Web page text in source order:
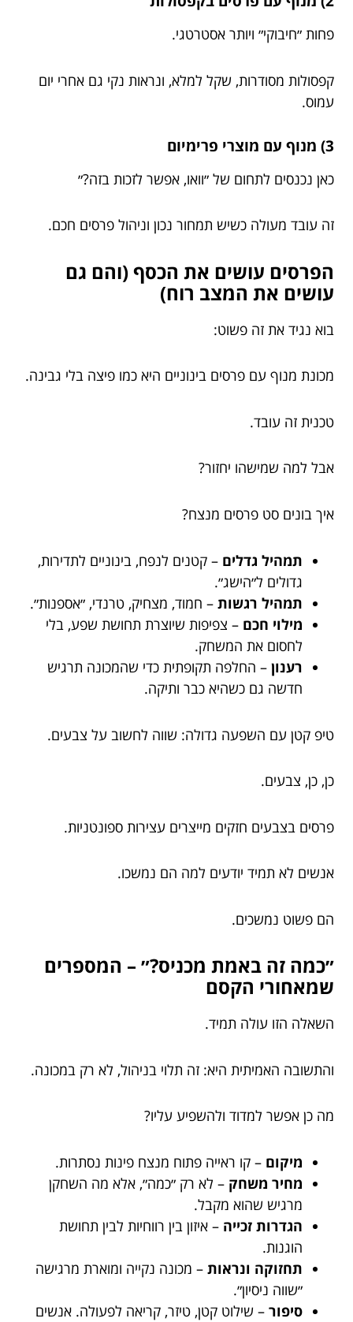
פחות ״חיבוקי״ ויותר אסטרטגי.
קפסולות מסודרות, שקל למלא, ונראות נקי גם אחרי יום
עמוס.
3) מנוף עם מוצרי פרימיום
כאן נכנסים לתחום של ״וואו, אפשר לזכות בזה?״
זה עובד מעולה כשיש תמחור נכון וניהול פרסים חכם.
הפרסים עושים את הכסף (והם גם
עושים את המצב רוח)
בוא נגיד את זה פשוט:
מכונת מנוף עם פרסים בינוניים היא כמו פיצה בלי גבינה.
טכנית זה עובד.
אבל למה שמישהו יחזור?
איך בונים סט פרסים מנצח?
תמהיל גדלים – קטנים לנפח, בינוניים לתדירות,
גדולים ל״הישג״.
תמהיל רגשות – חמוד, מצחיק, טרנדי, ״אספנות״.
מילוי חכם – צפיפות שיוצרת תחושת שפע, בלי
לחסום את המשחק.
רענון – החלפה תקופתית כדי שהמכונה תרגיש
חדשה גם כשהיא כבר ותיקה.
טיפ קטן עם השפעה גדולה: שווה לחשוב על צבעים.
כן, כן, צבעים.
פרסים בצבעים חזקים מייצרים עצירות ספונטניות.
אנשים לא תמיד יודעים למה הם נמשכו.
הם פשוט נמשכים.
״כמה זה באמת מכניס?״ – המספרים
שמאחורי הקסם
השאלה הזו עולה תמיד.
והתשובה האמיתית היא: זה תלוי בניהול, לא רק במכונה.
מה כן אפשר למדוד ולהשפיע עליו?
מיקום – קו ראייה פתוח מנצח פינות נסתרות.
מחיר משחק – לא רק ״כמה״, אלא מה השחקן
מרגיש שהוא מקבל.
הגדרות זכייה – איזון בין רווחיות לבין תחושת
הוגנות.
תחזוקה ונראות – מכונה נקייה ומוארת מרגישה
״שווה ניסיון״.
סיפור – שילוט קטן, טיזר, קריאה לפעולה. אנשים